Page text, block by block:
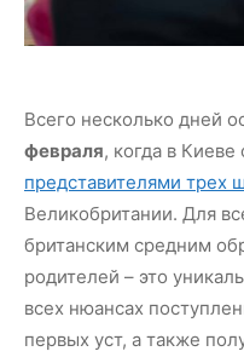
Всего несколько дней
февраля, когда в Киеве
представителями трех
Великобритании. Для
британским средним
родителей – это
всех нюансах
первых уст, а также